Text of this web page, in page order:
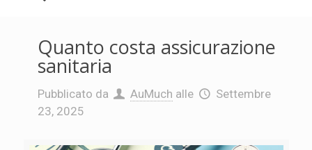
Quanto costa assicurazione
sanitaria
Pubblicato da AuMuch alle
Settembre
23, 2025